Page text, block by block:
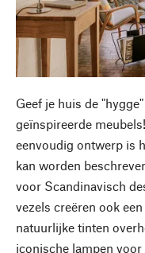
Geef je huis de
geïnspireerde
eenvoudig ontwerp is
kan worden
voor Scandinavisch
vezels creëren ook
natuurlijke tinten
iconische lampen